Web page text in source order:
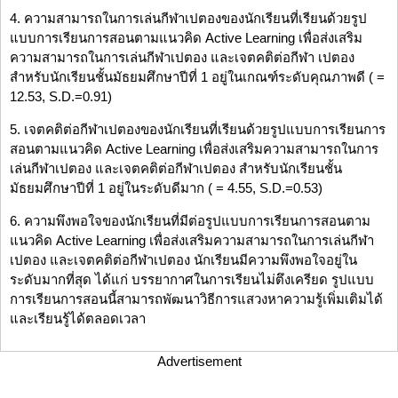
4. ความสามารถในการเล่นกีฬาเปตองของนักเรียนที่เรียนด้วยรูป
แบบการเรียนการสอนตามแนวคิด Active Learning เพื่อส่งเสริม
ความสามารถในการเล่นกีฬาเปตอง และเจตคติต่อกีฬา เปตอง
สำหรับนักเรียนชั้นมัธยมศึกษาปีที่ 1 อยู่ในเกณฑ์ระดับคุณภาพดี ( =
12.53, S.D.=0.91)
5. เจตคติต่อกีฬาเปตองของนักเรียนที่เรียนด้วยรูปแบบการเรียนการ
สอนตามแนวคิด Active Learning เพื่อส่งเสริมความสามารถในการ
เล่นกีฬาเปตอง และเจตคติต่อกีฬาเปตอง สำหรับนักเรียนชั้น
มัธยมศึกษาปีที่ 1 อยู่ในระดับดีมาก ( = 4.55, S.D.=0.53)
6. ความพึงพอใจของนักเรียนที่มีต่อรูปแบบการเรียนการสอนตาม
แนวคิด Active Learning เพื่อส่งเสริมความสามารถในการเล่นกีฬา
เปตอง และเจตคติต่อกีฬาเปตอง นักเรียนมีความพึงพอใจอยู่ใน
ระดับมากที่สุด ได้แก่ บรรยากาศในการเรียนไม่ตึงเครียด รูปแบบ
การเรียนการสอนนี้สามารถพัฒนาวิธีการแสวงหาความรู้เพิ่มเติมได้
และเรียนรู้ได้ตลอดเวลา
Advertisement